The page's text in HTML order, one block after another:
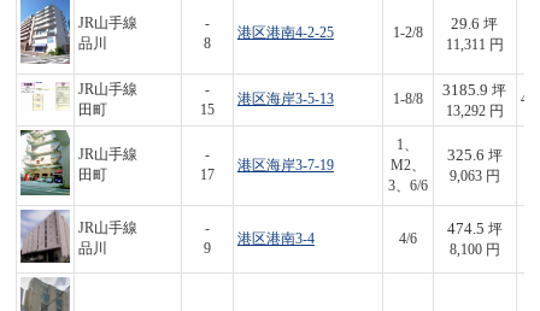
JR山手線
品川
-
8
港区港南4-2-25 1-2/8
29.6 坪
11,311 円
JR山手線
田町
-
15
港区海岸3-5-13 1-8/8
3185.9 坪
13,292 円
JR山手線
田町
-
17
港区海岸3-7-19
1、
M2、
3、6/6
325.6 坪
9,063 円
JR山手線
品川
-
9
港区港南3-4 4/6
474.5 坪
8,100 円